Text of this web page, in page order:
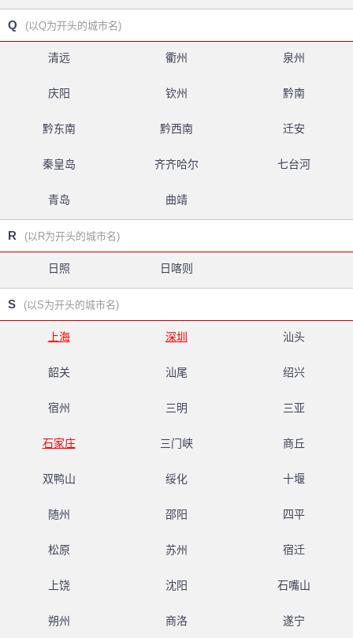
Q (以Q为开头的城市名)
清远 衢州 泉州
庆阳 钦州 黔南
黔东南 黔西南 迁安
秦皇岛 齐齐哈尔 七台河
青岛 曲靖
R (以R为开头的城市名)
日照 日喀则
S (以S为开头的城市名)
上海 深圳 汕头
韶关 汕尾 绍兴
宿州 三明 三亚
石家庄 三门峡 商丘
双鸭山 绥化 十堰
随州 邵阳 四平
松原 苏州 宿迁
上饶 沈阳 石嘴山
朔州 商洛 遂宁